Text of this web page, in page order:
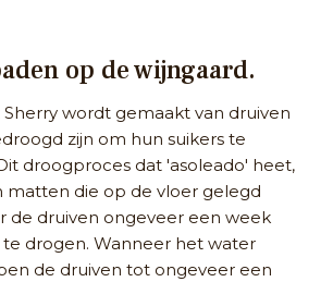
op de wijngaard.
wordt gemaakt van druiven
zijn om hun suikers te
droogproces dat 'asoleado' heet,
matten die op de vloer gelegd
de druiven ongeveer een week
drogen. Wanneer het water
de druiven tot ongeveer een